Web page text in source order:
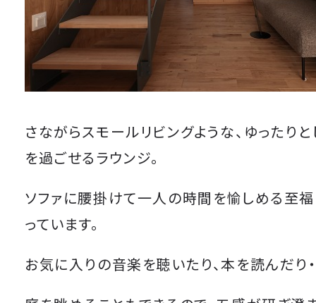
さながらスモールリビングような、ゆったり
を過ごせるラウンジ。
ソファに腰掛けて一人の時間を愉しめる至
っています。
お気に入りの音楽を聴いたり、本を読んだり・